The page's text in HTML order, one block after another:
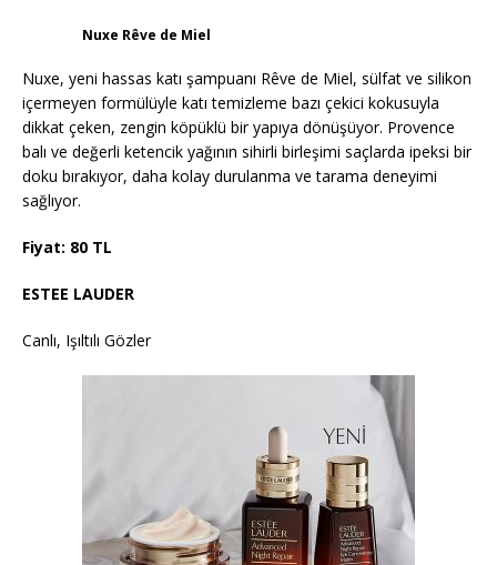
Nuxe Rêve de Miel
Nuxe, yeni hassas katı şampuanı Rêve de Miel, sülfat ve silikon
içermeyen formülüyle katı temizleme bazı çekici kokusuyla
dikkat çeken, zengin köpüklü bir yapıya dönüşüyor. Provence
balı ve değerli ketencik yağının sihirli birleşimi saçlarda ipeksi bir
doku bırakıyor, daha kolay durulanma ve tarama deneyimi
sağlıyor.
Fiyat: 80 TL
ESTEE LAUDER
Canlı, Işıltılı Gözler